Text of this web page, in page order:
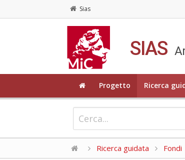
Sias
SIAS
Progetto Ricerca
Ricerca guidata Fondi